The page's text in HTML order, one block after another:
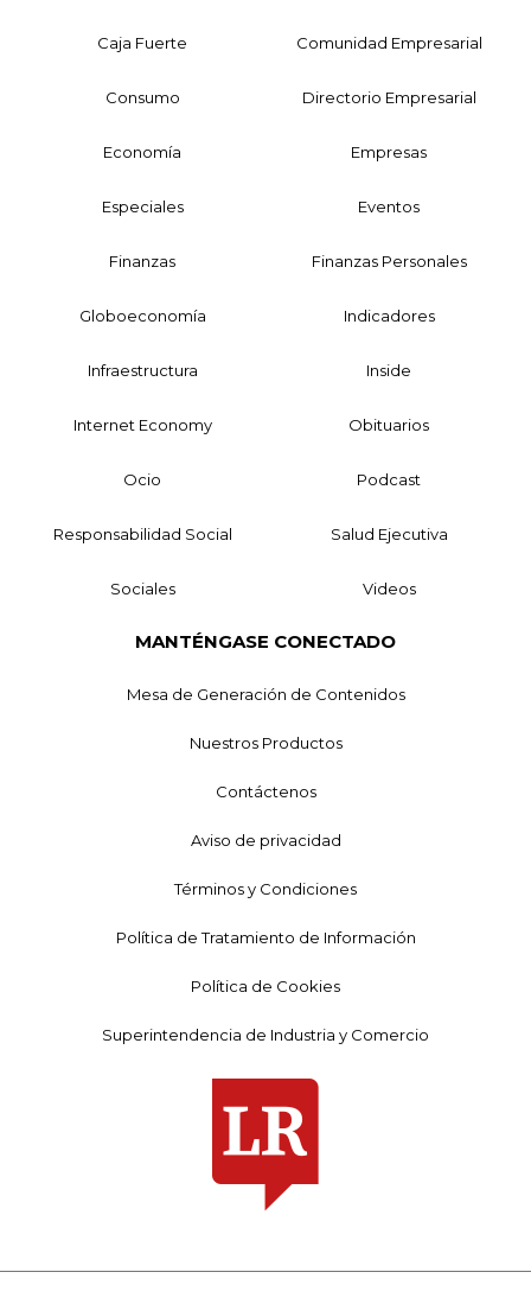
Caja Fuerte Comunidad Empresarial
Consumo Directorio Empresarial
Economía Empresas
Especiales Eventos
Finanzas Finanzas Personales
Globoeconomía Indicadores
Infraestructura Inside
Internet Economy Obituarios
Ocio Podcast
Responsabilidad Social Salud Ejecutiva
Sociales Videos
MANTÉNGASE CONECTADO
Mesa de Generación de Contenidos
Nuestros Productos
Contáctenos
Aviso de privacidad
Términos y Condiciones
Política de Tratamiento de Información
Política de Cookies
Superintendencia de Industria y Comercio